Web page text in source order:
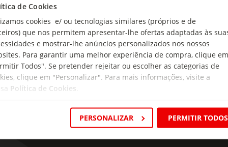
de Cookies
cookies e/ ou tecnologias similares (próprios e de
que nos permitem apresentar-lhe ofertas adaptadas às
e mostrar-lhe anúncios personalizados nos nossos
Para garantir uma melhor experiência de compra, clique em
Todos". Se pretender rejeitar ou escolher as categorias de
clique em "Personalizar". Para mais informações, visite a
Política de Cookies
PERSONALIZAR PERMITIR TODOS
Fish